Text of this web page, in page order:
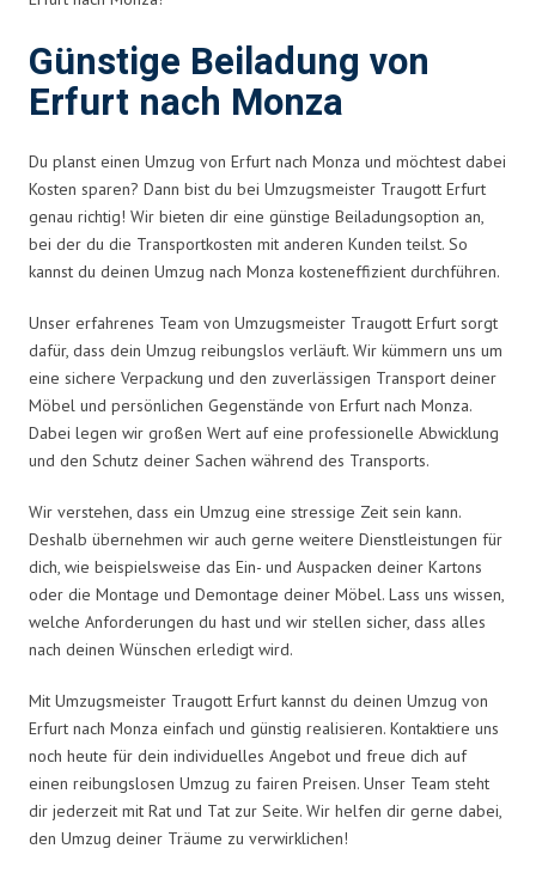
Günstige Beiladung von
Erfurt nach Monza
Du planst einen Umzug von Erfurt nach Monza und möchtest dabei
Kosten sparen? Dann bist du bei Umzugsmeister Traugott Erfurt
genau richtig! Wir bieten dir eine günstige Beiladungsoption an,
bei der du die Transportkosten mit anderen Kunden teilst. So
kannst du deinen Umzug nach Monza kosteneffizient durchführen.
Unser erfahrenes Team von Umzugsmeister Traugott Erfurt sorgt
dafür, dass dein Umzug reibungslos verläuft. Wir kümmern uns um
eine sichere Verpackung und den zuverlässigen Transport deiner
Möbel und persönlichen Gegenstände von Erfurt nach Monza.
Dabei legen wir großen Wert auf eine professionelle Abwicklung
und den Schutz deiner Sachen während des Transports.
Wir verstehen, dass ein Umzug eine stressige Zeit sein kann.
Deshalb übernehmen wir auch gerne weitere Dienstleistungen für
dich, wie beispielsweise das Ein- und Auspacken deiner Kartons
oder die Montage und Demontage deiner Möbel. Lass uns wissen,
welche Anforderungen du hast und wir stellen sicher, dass alles
nach deinen Wünschen erledigt wird.
Mit Umzugsmeister Traugott Erfurt kannst du deinen Umzug von
Erfurt nach Monza einfach und günstig realisieren. Kontaktiere uns
noch heute für dein individuelles Angebot und freue dich auf
einen reibungslosen Umzug zu fairen Preisen. Unser Team steht
dir jederzeit mit Rat und Tat zur Seite. Wir helfen dir gerne dabei,
den Umzug deiner Träume zu verwirklichen!